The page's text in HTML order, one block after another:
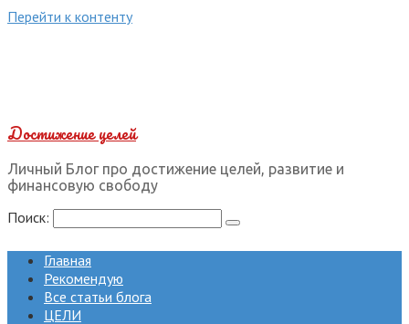
Перейти к контенту
Достижение целей
Личный Блог про достижение целей, развитие и
финансовую свободу
Поиск:
Главная
Рекомендую
Все статьи блога
ЦЕЛИ